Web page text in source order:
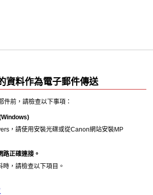
資料作為電子郵件傳送
件前，請檢查以下事項：
Windows)
，請使用安裝光碟或從Canon網站安裝MP
路正確連接。
，請檢查以下項目。